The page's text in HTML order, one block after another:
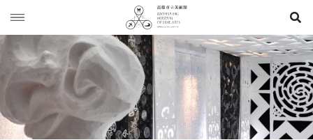
年表 Timeline
展覽 Exhibition
歷年展覽 Exhibition
典藏Collection